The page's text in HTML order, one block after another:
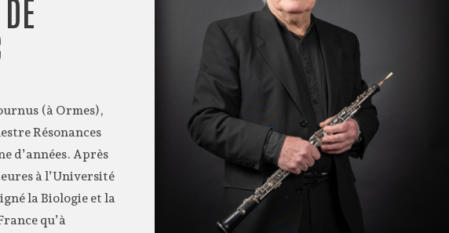
(à Ormes),
Résonances
d’années. Après
à l’Université
la Biologie et la
qu’à